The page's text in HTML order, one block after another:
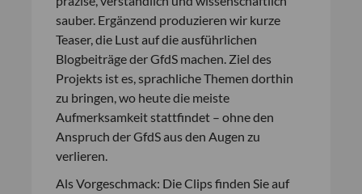
sauber. Ergänzend produzieren wir kurze
Teaser, die Lust auf die ausführlichen
Blogbeiträge der GfdS machen. Ziel des
Projekts ist es, sprachliche Themen dorthin
zu bringen, wo heute die meiste
Aufmerksamkeit stattfindet – ohne den
Anspruch der GfdS aus den Augen zu
verlieren.
Als Vorgeschmack: Die Clips finden Sie auf